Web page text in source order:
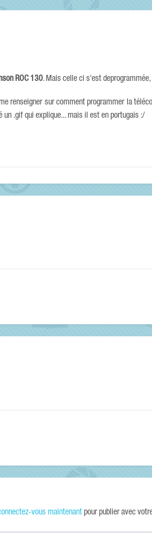
ROC 130. Mais celle ci s'est
renseigner sur comment programmer la
.gif qui explique... mais il est en portugais :/
vous maintenant pour publier avec